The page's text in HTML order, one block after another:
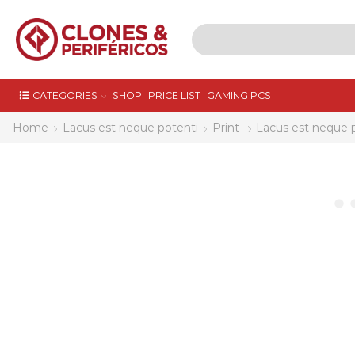
CATEGORIES SHOP PRICE LIST GAMING PCS
Home Lacus est neque potenti Print Lacus est neque